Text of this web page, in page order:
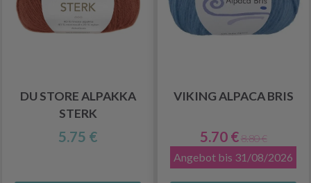
DU STORE ALPAKKA
STERK
5.75 €
VIKING ALPACA BRIS
5.70 € 8.80 €
Angebot bis 31/08/2026